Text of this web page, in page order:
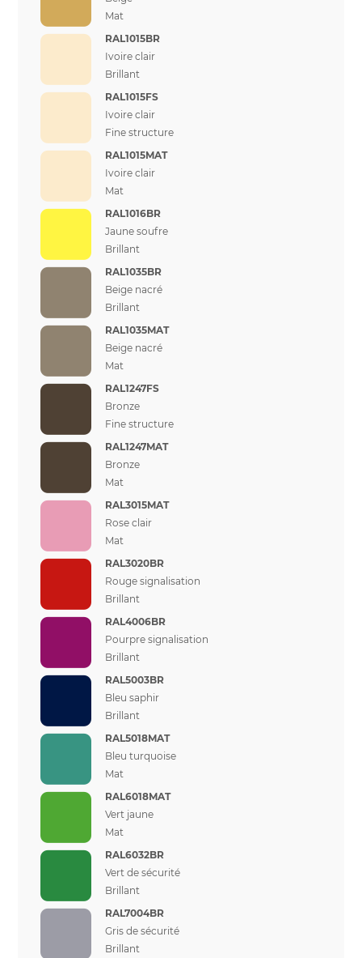
Mat
RAL1015BR
Ivoire clair
Brillant
RAL1015FS
Ivoire clair
Fine structure
RAL1015MAT
Ivoire clair
Mat
RAL1016BR
Jaune soufre
Brillant
RAL1035BR
Beige nacré
Brillant
RAL1035MAT
Beige nacré
Mat
RAL1247FS
Bronze
Fine structure
RAL1247MAT
Bronze
Mat
RAL3015MAT
Rose clair
Mat
RAL3020BR
Rouge signalisation
Brillant
RAL4006BR
Pourpre signalisation
Brillant
RAL5003BR
Bleu saphir
Brillant
RAL5018MAT
Bleu turquoise
Mat
RAL6018MAT
Vert jaune
Mat
RAL6032BR
Vert de sécurité
Brillant
RAL7004BR
Gris de sécurité
Brillant